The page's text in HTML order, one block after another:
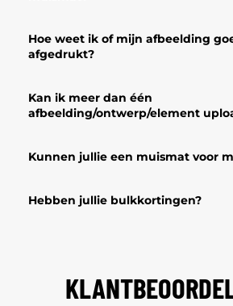
Hoe weet ik of mijn afbeelding
afgedrukt?
Kan ik meer dan één
afbeelding/ontwerp/element
Kunnen jullie een muismat voor
Hebben jullie bulkkortingen?